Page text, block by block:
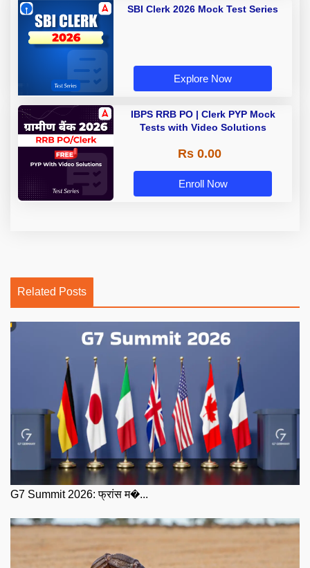
SBI Clerk 2026 Mock Test Series
Explore Now
IBPS RRB PO | Clerk PYP Mock
Tests with Video Solutions
Rs 0.00
Enroll Now
Related Posts
G7 Summit 2026: फ्रांस म�...